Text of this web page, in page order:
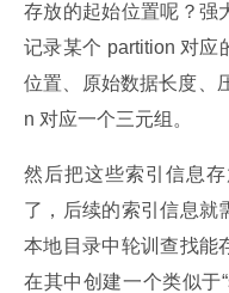
存放的起始位置呢？强
记录某个 partition 对应
位置、原始数据长度、
n 对应一个三元组。
然后把这些索引信息
了，后续的索引信息就
本地目录中轮训查找能
在其中创建一个类似于